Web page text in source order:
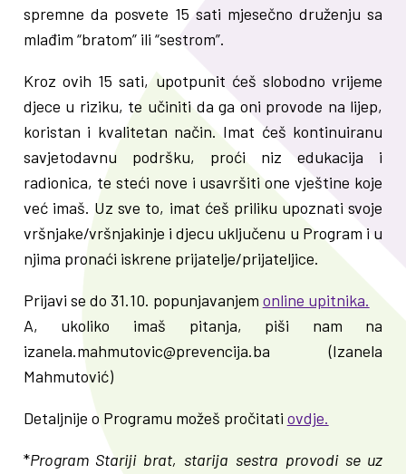
spremne da posvete 15 sati mjesečno druženju sa
mlađim “bratom” ili “sestrom”.
Kroz ovih 15 sati, upotpunit ćeš slobodno vrijeme
djece u riziku, te učiniti da ga oni provode na lijep,
koristan i kvalitetan način. Imat ćeš kontinuiranu
savjetodavnu podršku, proći niz edukacija i
radionica, te steći nove i usavršiti one vještine koje
već imaš. Uz sve to, imat ćeš priliku upoznati svoje
vršnjake/vršnjakinje i djecu uključenu u Program i u
njima pronaći iskrene prijatelje/prijateljice.
Prijavi se do 31.10. popunjavanjem online upitnika.
A, ukoliko imaš pitanja, piši nam na
izanela.mahmutovic@prevencija.ba (Izanela
Mahmutović)
Detaljnije o Programu možeš pročitati ovdje.
*Program Stariji brat, starija sestra provodi se uz